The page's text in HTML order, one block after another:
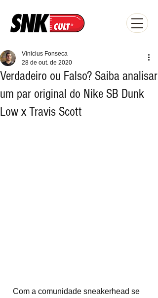
Verdadeiro ou Falso? Saiba analisar
um par original do Nike SB Dunk
Low x Travis Scott
Vinicius Fonseca
28 de out. de 2020